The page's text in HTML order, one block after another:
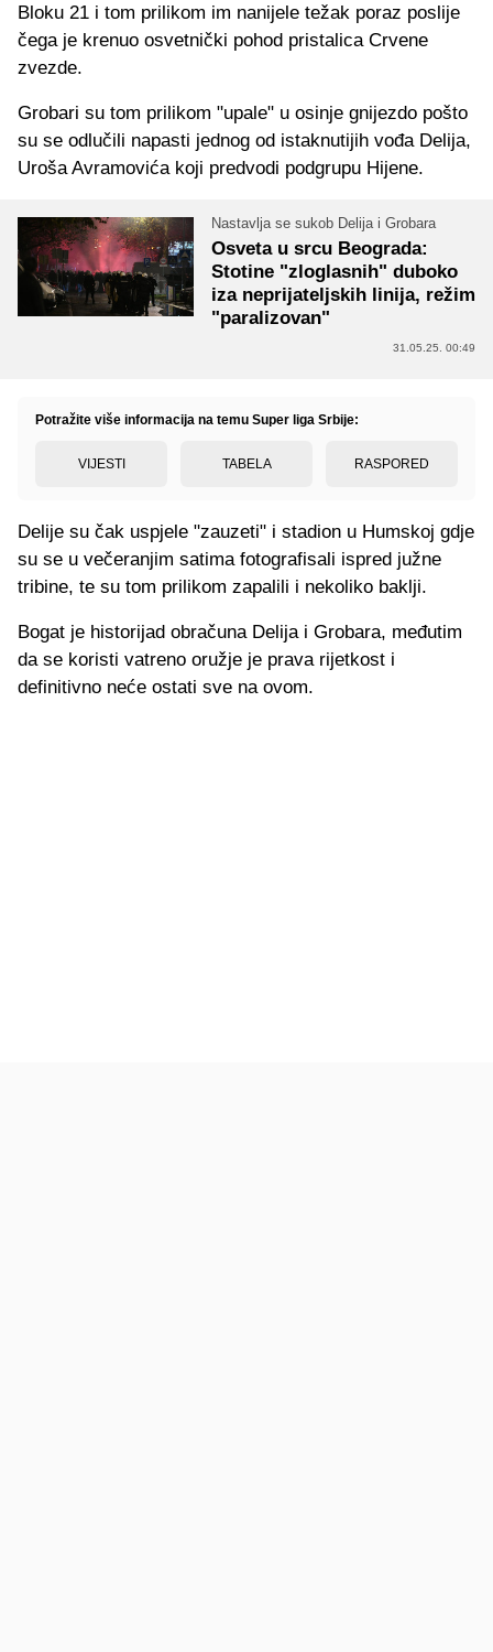
Bloku 21 i tom prilikom im nanijele težak poraz poslije
čega je krenuo osvetnički pohod pristalica Crvene
zvezde.
Grobari su tom prilikom "upale" u osinje gnijezdo pošto
su se odlučili napasti jednog od istaknutijih vođa Delija,
Uroša Avramovića koji predvodi podgrupu Hijene.
Nastavlja se sukob Delija i Grobara
Osveta u srcu Beograda:
Stotine "zloglasnih" duboko
iza neprijateljskih linija, režim
"paralizovan"
31.05.25. 00:49
Potražite više informacija na temu Super liga Srbije:
VIJESTI TABELA RASPORED
Delije su čak uspjele "zauzeti" i stadion u Humskoj gdje
su se u večeranjim satima fotografisali ispred južne
tribine, te su tom prilikom zapalili i nekoliko baklji.
Bogat je historijad obračuna Delija i Grobara, međutim
da se koristi vatreno oružje je prava rijetkost i
definitivno neće ostati sve na ovom.